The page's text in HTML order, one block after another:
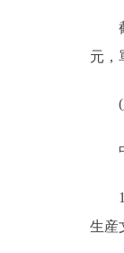
截
元，
(八
中
1。
生産